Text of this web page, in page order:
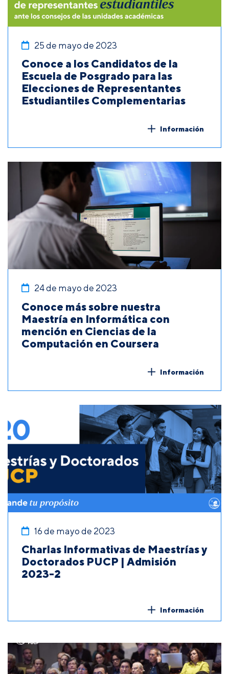
25 de mayo de 2023
Conoce a los Candidatos de la
Escuela de Posgrado para las
Elecciones de Representantes
Estudiantiles Complementarias
Información
24 de mayo de 2023
Conoce más sobre nuestra
Maestría en Informática con
mención en Ciencias de la
Computación en Coursera
Información
16 de mayo de 2023
Charlas Informativas de Maestrías y
Doctorados PUCP | Admisión
2023-2
Información